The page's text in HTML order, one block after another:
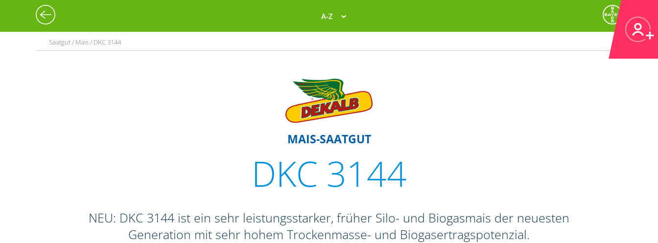
A-Z
Saatgut / Mais / DKC 3144
MAIS-SAATGUT
DKC 3144
NEU: DKC 3144 ist ein sehr leistungsstarker, früher Silo- und Biogasmais der neuesten
Generation mit sehr hohem Trockenmasse- und Biogasertragspotenzial.